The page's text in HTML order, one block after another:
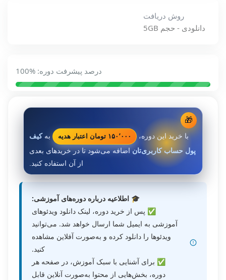
روش دریافت
دانلودی - حجم 5GB
درصد پیشرفت دوره: %100
🎁
با خرید این دوره، ۱۵۰٬۰۰۰ تومان اعتبار هدیه بهکیف
پول حساب کاربری‌تاناضافه می‌شود تا در خریدهای بعدی
از آن استفاده کنید.
🎓 اطلاعیه درباره دوره‌های آموزشی:
✅ پس از خرید دوره، لینک دانلود ویدئوهای
آموزشی به ایمیل شما ارسال خواهد شد. می‌توانید
ویدئوها را دانلود کرده و به‌صورت آفلاین مشاهده
کنید.
✅ برای آشنایی با سبک آموزش، در صفحه هر
دوره، بخش‌هایی از محتوا به‌صورت آنلاین قابل